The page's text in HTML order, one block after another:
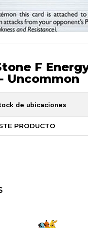
F
Uncommon
de ubicaciones
PRODUCTO